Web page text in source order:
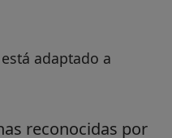
adaptado a
reconocidas por